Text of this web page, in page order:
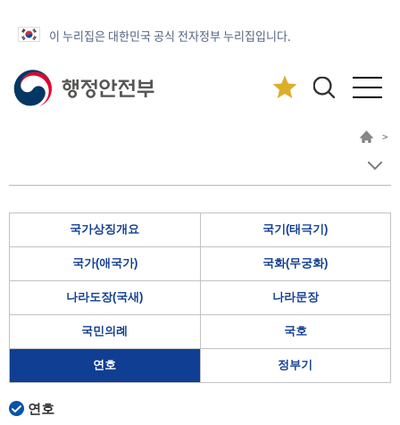
이 누리집은 대한민국 공식 전자정부 누리집입니다.
>
국가상징개요 국기(태극기)
국가(애국가) 국화(무궁화)
나라도장(국새) 나라문장
국민의례 국호
연호 정부기
연호